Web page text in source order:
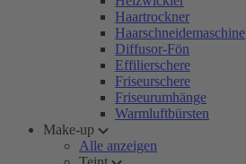
Haartrockner
Haarschneidemaschine
Diffusor-Fön
Effilierschere
Friseurschere
Friseurumhänge
Warmluftbürsten
Make-up
Alle anzeigen